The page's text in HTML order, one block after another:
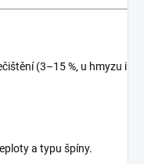
(3–15 %, u hmyzu i
a typu špíny.